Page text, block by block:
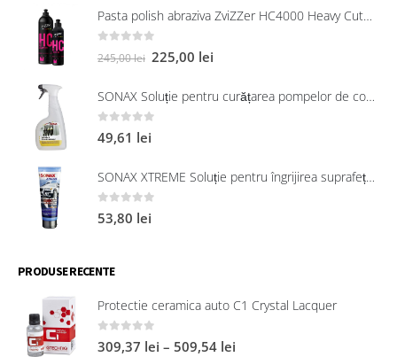
Pasta polish abraziva ZviZZer HC4000 Heavy Cut 750 ml
245,00lei 225,00 lei
SONAX Soluție pentru curățarea pompelor de combustibil, 750 ml
0 out of 5
49,61 lei
SONAX XTREME Soluție pentru îngrijirea suprafețelor exterioare din plastic 250 ml
0 out of 5
53,80 lei
PRODUSE RECENTE
Protectie ceramica auto C1 Crystal Lacquer
0 out of 5
309,37 lei – 509,54 lei